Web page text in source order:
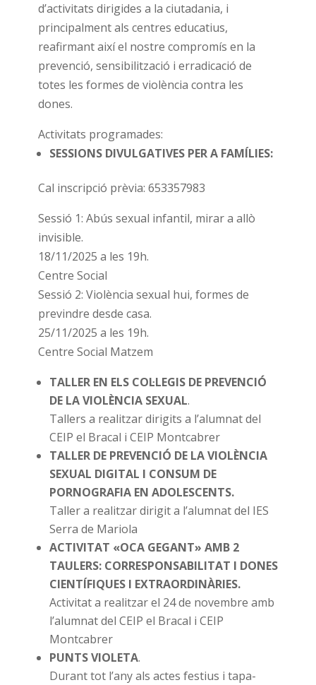
d’activitats dirigides a la ciutadania, i
principalment als centres educatius,
reafirmant així el nostre compromís en la
prevenció, sensibilització i erradicació de
totes les formes de violència contra les
dones.
Activitats programades:
SESSIONS DIVULGATIVES PER A FAMÍLIES:
Cal inscripció prèvia: 653357983
Sessió 1: Abús sexual infantil, mirar a allò
invisible.
18/11/2025 a les 19h.
Centre Social
Sessió 2: Violència sexual hui, formes de
previndre desde casa.
25/11/2025 a les 19h.
Centre Social Matzem
TALLER EN ELS COL·LEGIS DE PREVENCIÓ
DE LA VIOLÈNCIA SEXUAL.
Tallers a realitzar dirigits a l’alumnat del
CEIP el Bracal i CEIP Montcabrer
TALLER DE PREVENCIÓ DE LA VIOLÈNCIA
SEXUAL DIGITAL I CONSUM DE
PORNOGRAFIA EN ADOLESCENTS.
Taller a realitzar dirigit a l’alumnat del IES
Serra de Mariola
ACTIVITAT «OCA GEGANT» AMB 2
TAULERS: CORRESPONSABILITAT I DONES
CIENTÍFIQUES I EXTRAORDINÀRIES.
Activitat a realitzar el 24 de novembre amb
l’alumnat del CEIP el Bracal i CEIP
Montcabrer
PUNTS VIOLETA.
Durant tot l’any als actes festius i tapa-